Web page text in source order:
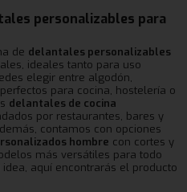
personalizables para
de delantales personalizables
ideales tanto para uso
elegir entre algodón,
para cocina, hostelería o
delantales de cocina
por restaurantes, bares y
contamos con opciones
hombre con cortes y
más versátiles para todo
aquí encontrarás el producto